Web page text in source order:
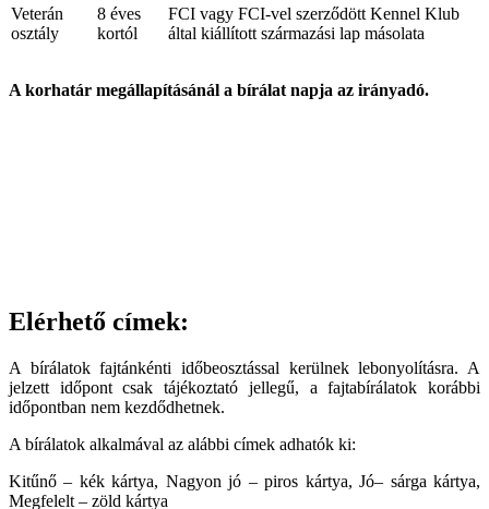
Veterán
osztály
8 éves
kortól
FCI vagy FCI-vel szerződött Kennel Klub
által kiállított származási lap másolata
A korhatár megállapításánál a bírálat napja az irányadó.
Elérhető címek:
A bírálatok fajtánkénti időbeosztással kerülnek lebonyolításra. A
jelzett időpont csak tájékoztató jellegű, a fajtabírálatok korábbi
időpontban nem kezdődhetnek.
A bírálatok alkalmával az alábbi címek adhatók ki:
Kitűnő – kék kártya, Nagyon jó – piros kártya, Jó– sárga kártya,
Megfelelt – zöld kártya